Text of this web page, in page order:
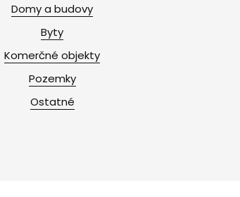
Domy a budovy
Byty
Komerčné objekty
Pozemky
Ostatné